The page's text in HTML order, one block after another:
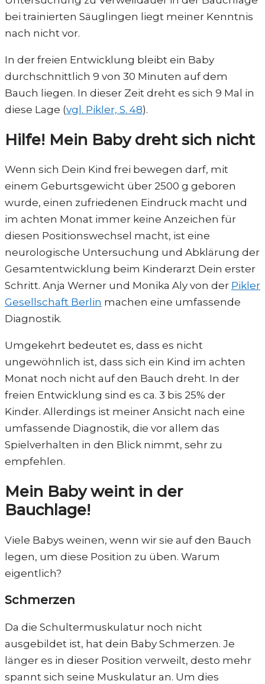
bei trainierten Säuglingen liegt meiner Kenntnis
nach nicht vor.
In der freien Entwicklung bleibt ein Baby
durchschnittlich 9 von 30 Minuten auf dem
Bauch liegen. In dieser Zeit dreht es sich 9 Mal in
diese Lage (vgl. Pikler, S. 48).
Hilfe! Mein Baby dreht sich nicht
Wenn sich Dein Kind frei bewegen darf, mit
einem Geburtsgewicht über 2500 g geboren
wurde, einen zufriedenen Eindruck macht und
im achten Monat immer keine Anzeichen für
diesen Positionswechsel macht, ist eine
neurologische Untersuchung und Abklärung der
Gesamtentwicklung beim Kinderarzt Dein erster
Schritt. Anja Werner und Monika Aly von der Pikler
Gesellschaft Berlin machen eine umfassende
Diagnostik.
Umgekehrt bedeutet es, dass es nicht
ungewöhnlich ist, dass sich ein Kind im achten
Monat noch nicht auf den Bauch dreht. In der
freien Entwicklung sind es ca. 3 bis 25% der
Kinder. Allerdings ist meiner Ansicht nach eine
umfassende Diagnostik, die vor allem das
Spielverhalten in den Blick nimmt, sehr zu
empfehlen.
Mein Baby weint in der
Bauchlage!
Viele Babys weinen, wenn wir sie auf den Bauch
legen, um diese Position zu üben. Warum
eigentlich?
Schmerzen
Da die Schultermuskulatur noch nicht
ausgebildet ist, hat dein Baby Schmerzen. Je
länger es in dieser Position verweilt, desto mehr
spannt sich seine Muskulatur an. Um dies